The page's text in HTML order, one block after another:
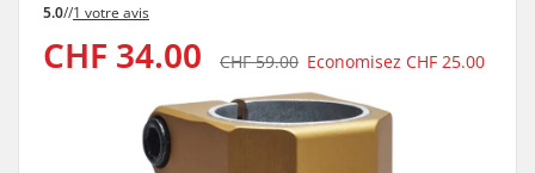
5.0//1 votre avis
CHF 34.00 CHF 59.00 Economisez CHF 25.00